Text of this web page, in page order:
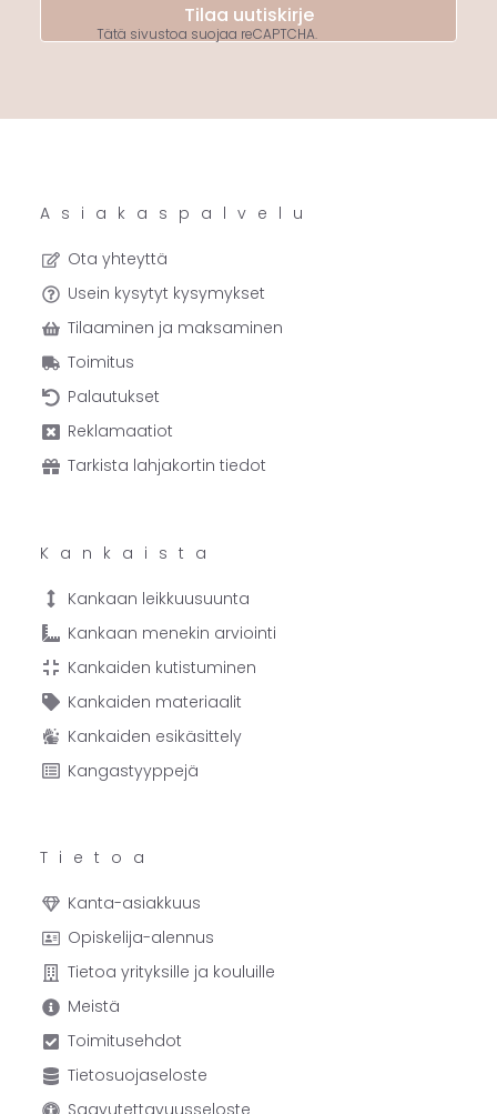
Tilaa uutiskirje
Tätä sivustoa suojaa reCAPTCHA.
Asiakaspalvelu
Ota yhteyttä
Usein kysytyt kysymykset
Tilaaminen ja maksaminen
Toimitus
Palautukset
Reklamaatiot
Tarkista lahjakortin tiedot
Kankaista
Kankaan leikkuusuunta
Kankaan menekin arviointi
Kankaiden kutistuminen
Kankaiden materiaalit
Kankaiden esikäsittely
Kangastyyppejä
Tietoa
Kanta-asiakkuus
Opiskelija-alennus
Tietoa yrityksille ja kouluille
Meistä
Toimitusehdot
Tietosuojaseloste